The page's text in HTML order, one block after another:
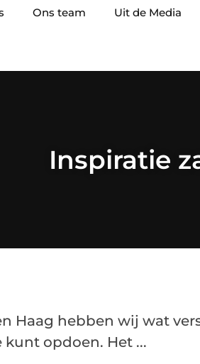
Ons team Uit de Media
Inspiratie
Haag hebben wij wat
opdoen. Het ...